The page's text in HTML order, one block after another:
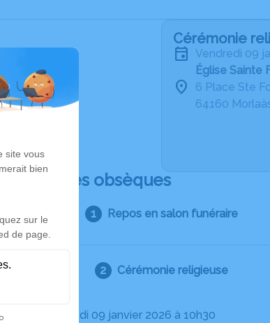
Cérémonie
vendredi 09
Église Sainte
6 Place Ste
64160
Déroulé des obsèques
Repos en salon funéraire
Cérémonie religieuse
Le vendredi 09 janvier 2026 à 10h30